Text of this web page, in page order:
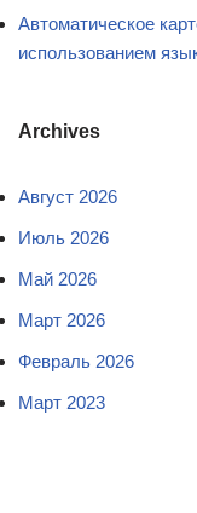
Автоматическое
использованием
Archives
Август 2026
Июль 2026
Май 2026
Март 2026
Февраль 2026
Март 2023